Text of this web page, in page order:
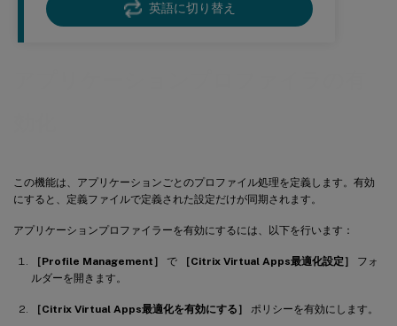
英語に切り替え
この機能は、アプリケーションごとのプロファイル処理を定義します。有効
にすると、定義ファイルで定義された設定だけが同期されます。
アプリケーションプロファイラーを有効にするには、以下を行います：
［Profile Management］ で ［Citrix Virtual Apps最適化設定］
フォ
ルダーを開きます。
［Citrix Virtual Apps最適化を有効にする］ ポリシーを有効にします。